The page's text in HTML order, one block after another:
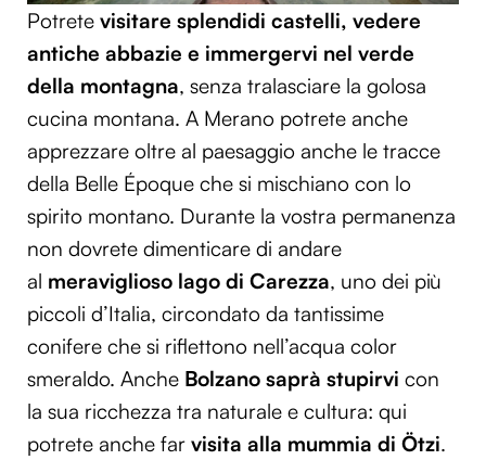
Potrete visitare splendidi castelli, vedere
antiche abbazie e immergervi nel verde
della montagna, senza tralasciare la golosa
cucina montana. A Merano potrete anche
apprezzare oltre al paesaggio anche le tracce
della Belle Époque che si mischiano con lo
spirito montano. Durante la vostra permanenza
non dovrete dimenticare di andare
al meraviglioso lago di Carezza, uno dei più
piccoli d’Italia, circondato da tantissime
conifere che si riflettono nell’acqua color
smeraldo. Anche Bolzano saprà stupirvi con
la sua ricchezza tra naturale e cultura: qui
potrete anche far visita alla mummia di Ötzi.